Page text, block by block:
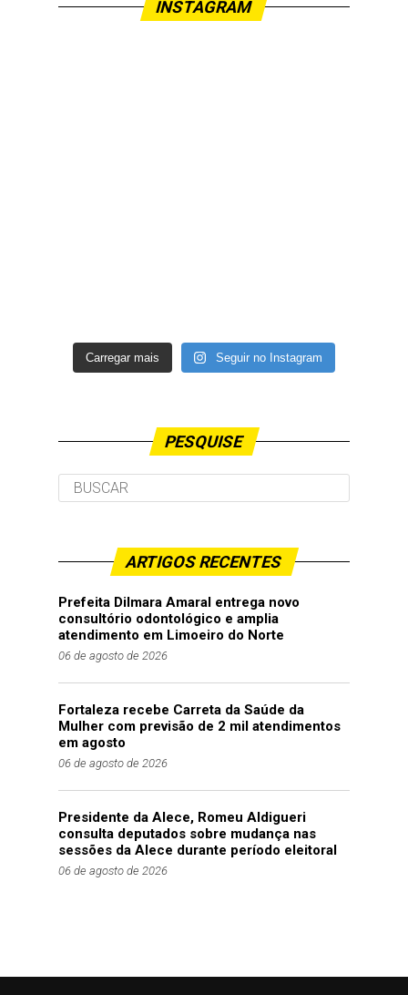
INSTAGRAM
Carregar mais Seguir no Instagram
PESQUISE
ARTIGOS RECENTES
Prefeita Dilmara Amaral entrega novo
consultório odontológico e amplia
atendimento em Limoeiro do Norte
06 de agosto de 2026
Fortaleza recebe Carreta da Saúde da
Mulher com previsão de 2 mil atendimentos
em agosto
06 de agosto de 2026
Presidente da Alece, Romeu Aldigueri
consulta deputados sobre mudança nas
sessões da Alece durante período eleitoral
06 de agosto de 2026